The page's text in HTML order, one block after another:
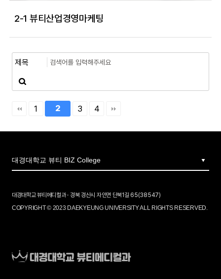
2-1 뷰티산업경영마케팅
1 2 3 4
대경대학교 뷰티메디컬과 · 경북 경산시 자인면 단북1길 65(38547)
COPYRIGHT © 2023 DAEKYEUNG UNIVERSITY ALL RIGHTS RESERVED.